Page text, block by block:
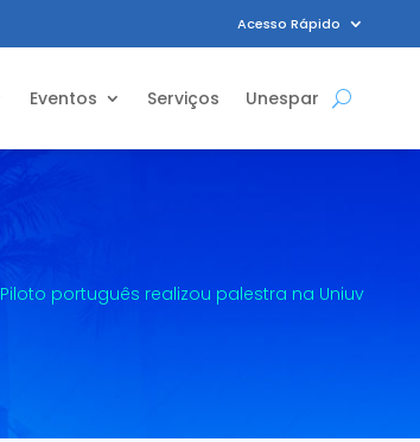
Acesso Rápido
Eventos Serviços Unespar
Piloto português realizou palestra na Uniuv